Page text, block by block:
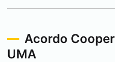
Acordo
UMA